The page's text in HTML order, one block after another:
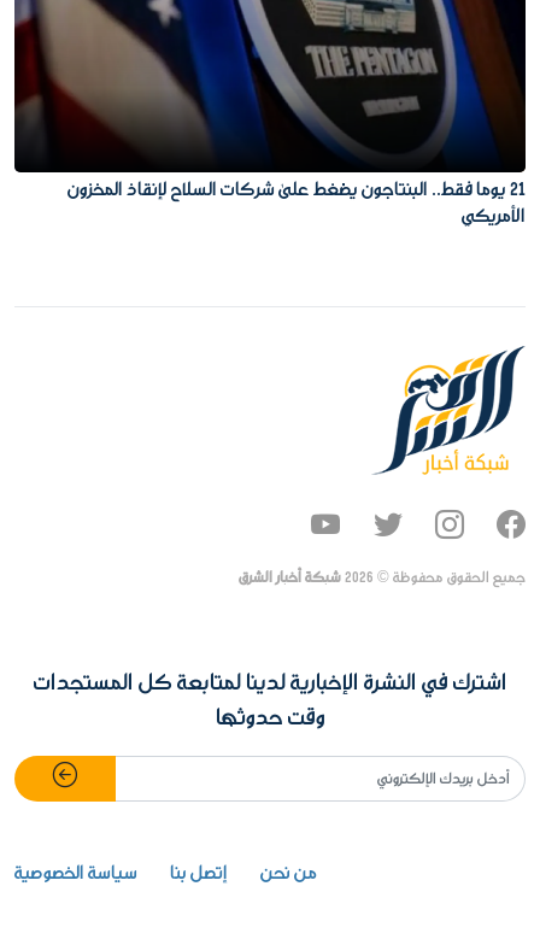
21 يوما فقط.. البنتاجون يضغط على شركات السلاح لإنقاذ المخزون
الأمريكي
جميع الحقوق محفوظة © 2026شبكة أخبار الشرق
اشترك في النشرة الإخبارية لدينا لمتابعة كل المستجدات
وقت حدوثها
من نحن إتصل بنا سياسة الخصوصية